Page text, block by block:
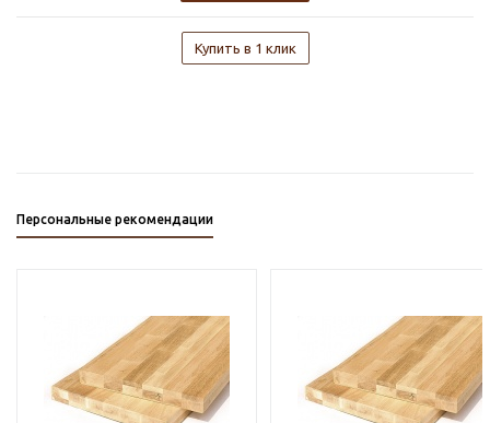
Купить в 1 клик
Персональные рекомендации